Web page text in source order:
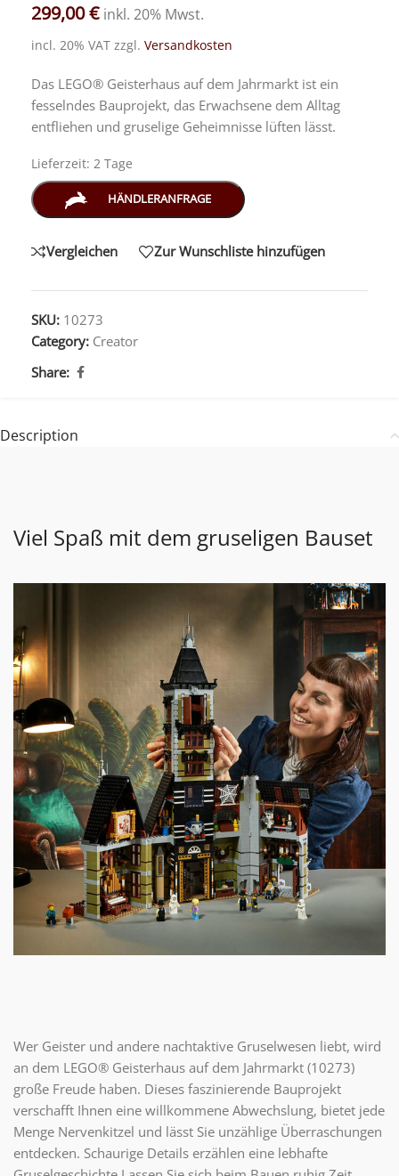
299,00€ inkl. 20% Mwst.
incl. 20% VAT zzgl. Versandkosten
Das LEGO® Geisterhaus auf dem Jahrmarkt ist ein
fesselndes Bauprojekt, das Erwachsene dem Alltag
entfliehen und gruselige Geheimnisse lüften lässt.
Lieferzeit: 2 Tage
HÄNDLERANFRAGE
Vergleichen Zur Wunschliste hinzufügen
SKU: 10273
Category: Creator
Share:
Description
Viel Spaß mit dem gruseligen Bauset
Wer Geister und andere nachtaktive Gruselwesen liebt, wird
an dem LEGO® Geisterhaus auf dem Jahrmarkt (10273)
große Freude haben. Dieses faszinierende Bauprojekt
verschafft Ihnen eine willkommene Abwechslung, bietet jede
Menge Nervenkitzel und lässt Sie unzählige Überraschungen
entdecken. Schaurige Details erzählen eine lebhafte